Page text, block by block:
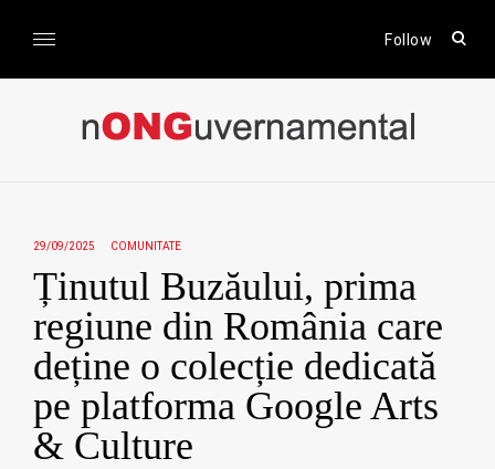
Follow
open
form
nONGuvernamental
29/09/2025 COMUNITATE
Ținutul Buzăului, prima
regiune din România care
deține o colecție dedicată
pe platforma Google Arts
& Culture